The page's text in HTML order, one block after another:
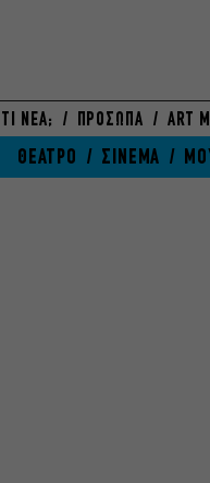
ΤΙ ΝΕΑ; ΠΡΟΣΩΠΑ ART
ΘΕΑΤΡΟ ΣΙΝΕΜΑ